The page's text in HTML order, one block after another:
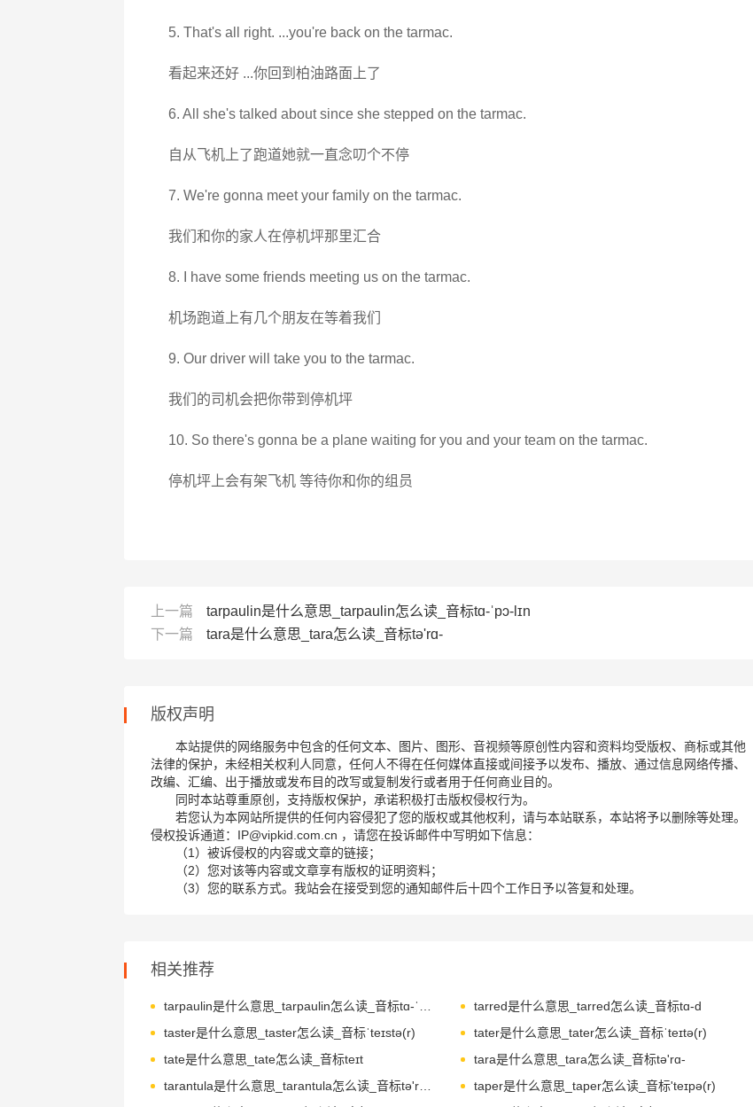
5. That's all right. ...you're back on the tarmac.
看起来还好 ...你回到柏油路面上了
6. All she's talked about since she stepped on the tarmac.
自从飞机上了跑道她就一直念叨个不停
7. We're gonna meet your family on the tarmac.
我们和你的家人在停机坪那里汇合
8. I have some friends meeting us on the tarmac.
机场跑道上有几个朋友在等着我们
9. Our driver will take you to the tarmac.
我们的司机会把你带到停机坪
10. So there's gonna be a plane waiting for you and your team on the tarmac.
停机坪上会有架飞机 等待你和你的组员
上一篇
tarpaulin是什么意思_tarpaulin怎么读_音标tɑ-ˈpɔ-lɪn
下一篇
tara是什么意思_tara怎么读_音标tә'rɑ-
版权声明
本站提供的网络服务中包含的任何文本、图片、图形、音视频等原创性内容和资料均受版权、商标或其他
法律的保护，未经相关权利人同意，任何人不得在任何媒体直接或间接予以发布、播放、通过信息网络传播、
改编、汇编、出于播放或发布目的改写或复制发行或者用于任何商业目的。
同时本站尊重原创，支持版权保护，承诺积极打击版权侵权行为。
若您认为本网站所提供的任何内容侵犯了您的版权或其他权利，请与本站联系，本站将予以删除等处理。
侵权投诉通道：IP@vipkid.com.cn ，请您在投诉邮件中写明如下信息：
（1）被诉侵权的内容或文章的链接；
（2）您对该等内容或文章享有版权的证明资料；
（3）您的联系方式。我站会在接受到您的通知邮件后十四个工作日予以答复和处理。
相关推荐
tarred是什么意思_tarred怎么读_音标tɑ-d
taster是什么意思_taster怎么读_音标ˈteɪstə(r)
tater是什么意思_tater怎么读_音标ˈteɪtə(r)
tate是什么意思_tate怎么读_音标teɪt
tara是什么意思_tara怎么读_音标tә'rɑ-
tarantula是什么意思_tarantula怎么读_音标tə'ræntʃələ
taper是什么意思_taper怎么读_音标'teɪpə(r)